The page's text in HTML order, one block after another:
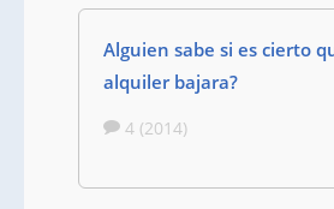
Alguien sabe si es cierto
alquiler bajara?
4 (2014)